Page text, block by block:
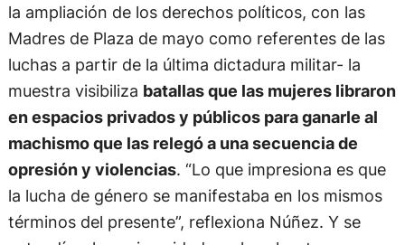
la ampliación de los derechos políticos, con las
Madres de Plaza de mayo como referentes de las
luchas a partir de la última dictadura militar- la
muestra visibiliza batallas que las mujeres libraron
en espacios privados y públicos para ganarle al
machismo que las relegó a una secuencia de
opresión y violencias. “Lo que impresiona es que
la lucha de género se manifestaba en los mismos
términos del presente”, reflexiona Núñez. Y se